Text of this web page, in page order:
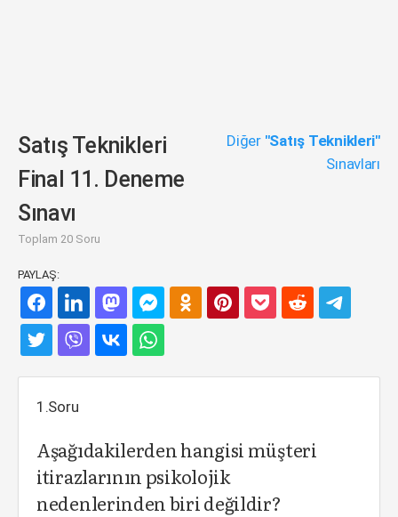
Satış Teknikleri
Final 11. Deneme
Sınavı
Toplam 20 Soru
Diğer "Satış Teknikleri"
Sınavları
PAYLAŞ:
1.Soru
Aşağıdakilerden hangisi müşteri
itirazlarının psikolojik
nedenlerinden biri değildir?